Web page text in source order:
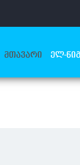
ᲛᲗᲐᲕᲐᲠᲘ ᲔᲚ-